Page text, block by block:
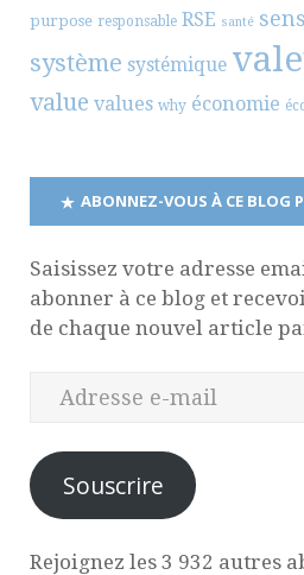
purpose responsable RSE santé sens
système systémique
value values why économie
ABONNEZ-VOUS À CE BLOG
Saisissez votre adresse
abonner à ce blog et
de chaque nouvel article
Souscrire
Rejoignez les 3 932 autres